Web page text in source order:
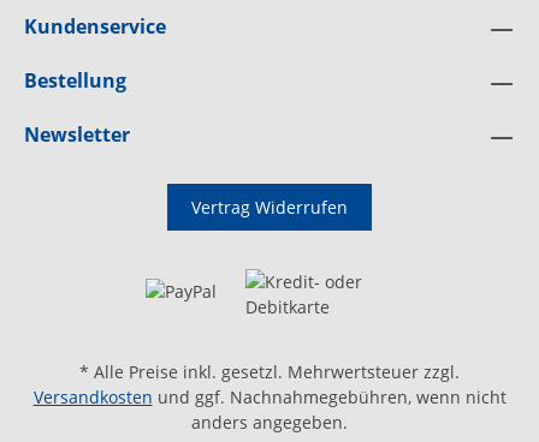
Kundenservice
Bestellung
Newsletter
Vertrag Widerrufen
* Alle Preise inkl. gesetzl. Mehrwertsteuer zzgl.
Versandkosten und ggf. Nachnahmegebühren, wenn nicht
anders angegeben.